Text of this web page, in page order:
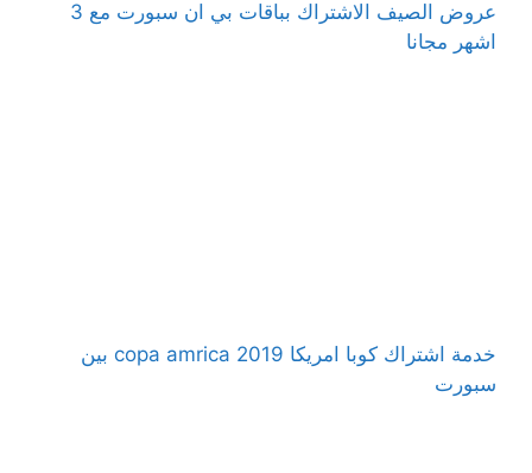
عروض الصيف الاشتراك بباقات بي ان سبورت مع 3
اشهر مجانا
خدمة اشتراك كوبا امريكا 2019 copa amrica بين
سبورت